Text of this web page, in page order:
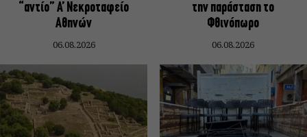
“αντίο” Α’ Νεκροταφείο
Αθηνών
06.08.2026
την παράσταση το
Φθινόπωρο
06.08.2026